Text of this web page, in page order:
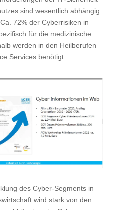
sind wesentlich abhängig
72% der Cyberrisiken in
für die medizinische
werden in den Heilberufen
Services benötigt.
des Cyber-Segments in
wird stark von den